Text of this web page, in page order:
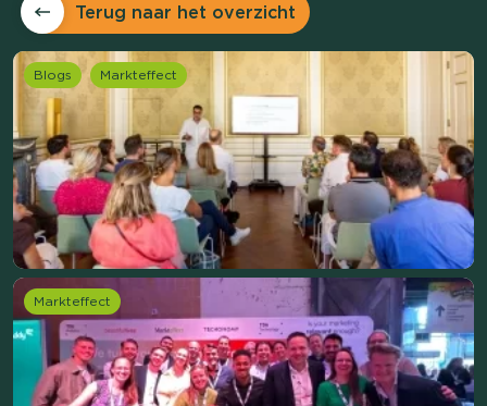
Terug naar het overzicht
Blogs Markteffect
Markteffect